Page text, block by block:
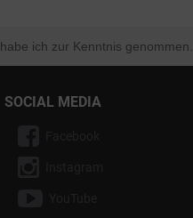
habe ich zur Kenntnis genommen.
SOCIAL MEDIA